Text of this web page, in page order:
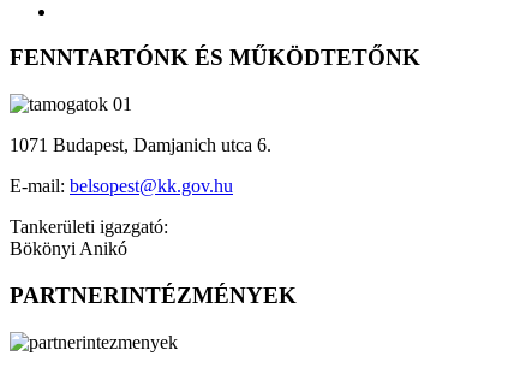
FENNTARTÓNK ÉS MŰKÖDTETŐNK
1071 Budapest, Damjanich utca 6.
E-mail: belsopest@kk.gov.hu
Tankerületi igazgató:
Bökönyi Anikó
PARTNERINTÉZMÉNYEK